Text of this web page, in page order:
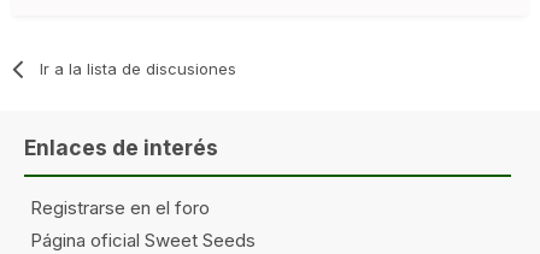
Ir a la lista de discusiones
Enlaces de interés
Registrarse en el foro
Página oficial Sweet Seeds